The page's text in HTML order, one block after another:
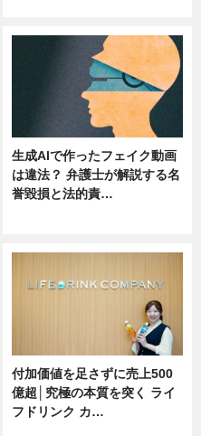
生成AIで作ったフェイク動画
は違法？ 弁護士が解説する名
誉毀損と法的責…
付加価値を足さずに売上500
億超│究極の本質を突く ライ
フドリンク カ…